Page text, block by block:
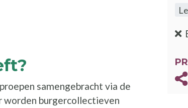
samengebracht via de
worden burgercollectieven